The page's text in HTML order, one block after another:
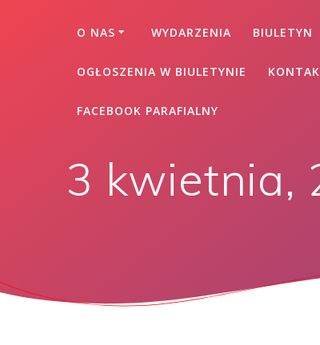
O NAS WYDARZENIA BIULETYN
OGŁOSZENIA W BIULETYNIE
FACEBOOK PARAFIALNY
3 kwietnia,